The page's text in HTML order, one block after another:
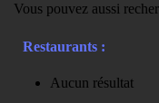
Vous pouvez aussi
Restaurants :
Aucun résultat